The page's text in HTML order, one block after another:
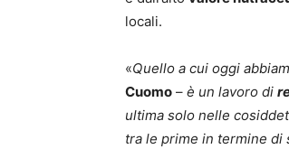
locali.
«Quello a cui oggi
Cuomo – è un lavoro di
ultima solo nelle
tra le prime in termine di